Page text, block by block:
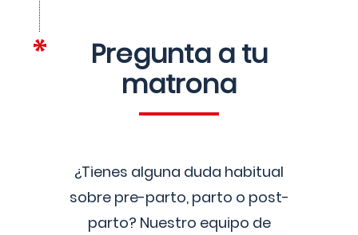
Pregunta a tu
matrona
¿Tienes alguna duda habitual
sobre pre-parto, parto o post-
parto? Nuestro equipo de